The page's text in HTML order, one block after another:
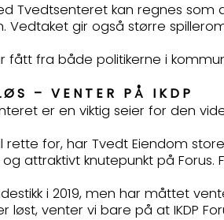
Tvedtsenteret kan regnes
Vedtaket gir også større
fått fra både politikerne i
– VENTER PÅ IKDP
er en viktig seier for den
rette for, har Tvedt Eiendom
attraktivt knutepunkt på
i 2019, men har måttet
venter vi bare på at IKDP